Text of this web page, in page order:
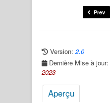
Prev
Version: 2.0
Dernière Mise à jour:
2023
Aperçu